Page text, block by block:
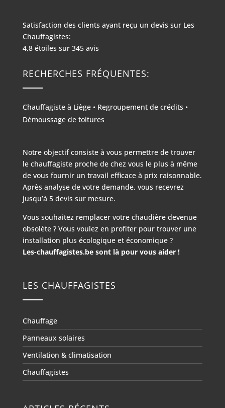
Satisfaction des clients ayant reçu un devis sur Les
Chauffagistes:
4,8étoiles sur 345avis
RECHERCHES FRÉQUENTES:
Chauffagiste à Liège• Regroupement de crédits •
Démoussage de toitures
Notre objectif consiste à vous permettre de trouver
le chauffagiste proche de chez vous le plus à même
de vous fournir un travail efficace à prix raisonnable.
Après analyse de votre demande, vous recevrez
jusqu’à 5 devis sur mesure.
Vous souhaitez remplacer votre chaudière devenue
obsolète ? Vous voulez en profiter pour trouver une
installation plus écologique et économique ?
Les-chauffagistes.be sont là pour vous aider !
LES CHAUFFAGISTES
Chauffage
Panneaux solaires
Ventilation & climatisation
Chauffagistes